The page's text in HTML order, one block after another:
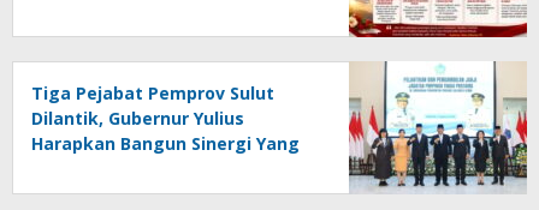
Tiga Pejabat Pemprov Sulut
Dilantik, Gubernur Yulius
Harapkan Bangun Sinergi Yang